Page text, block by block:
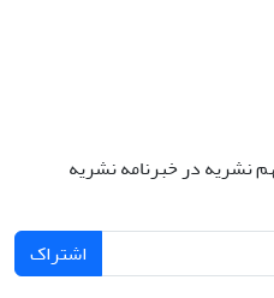
نشریه در خبرنامه نشریه
اشتراک